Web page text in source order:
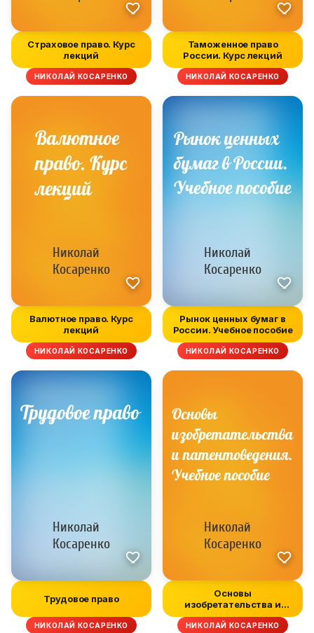
Страховое право. Курс
лекций
НИКОЛАЙ КОСАРЕНКО
Таможенное право
России. Курс лекций
НИКОЛАЙ КОСАРЕНКО
Валютное право. Курс
лекций
НИКОЛАЙ КОСАРЕНКО
Рынок ценных бумаг в
России. Учебное пособие
НИКОЛАЙ КОСАРЕНКО
Трудовое право
НИКОЛАЙ КОСАРЕНКО
Основы
изобретательства и
патентоведения.
Учебное...
НИКОЛАЙ КОСАРЕНКО